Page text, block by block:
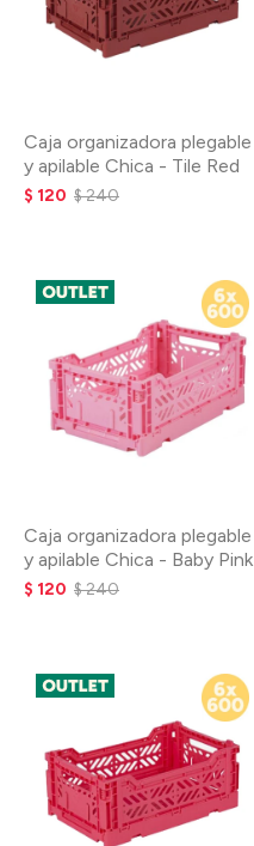
Caja organizadora plegable
y apilable Chica - Tile Red
$ 120 $240
Caja organizadora plegable
y apilable Chica - Baby Pink
$ 120 $240